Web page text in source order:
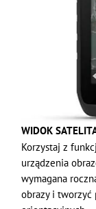
WIDOK
Korzystaj z
urządzenia
wymagana
obrazy i tworzyć